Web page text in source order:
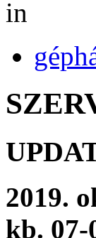
in
2019.
kb. 07-